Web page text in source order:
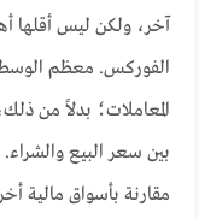
آخر، ولكن ليس أقلها
الفوركس. معظم
المعاملات؛ بدلاً من
بين سعر البيع
مقارنة بأسواق مالية